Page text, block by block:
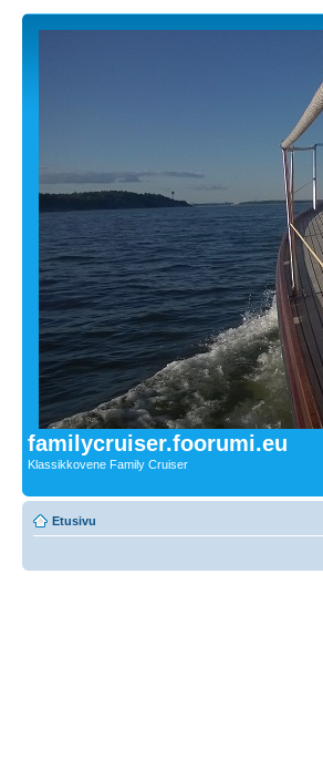
familycruiser.foorumi.eu
Klassikkovene Family Cruiser
Etusivu